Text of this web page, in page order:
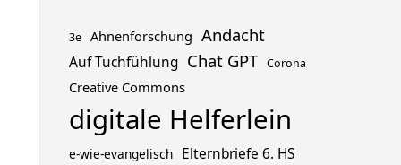
3e Ahnenforschung Andacht
Auf Tuchfühlung Chat GPT Corona
Creative Commons
digitale Helferlein
e-wie-evangelisch Elternbriefe 6. HS